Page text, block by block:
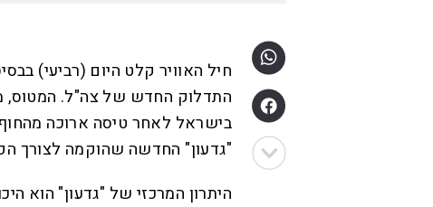
חיל האוויר קלט היום (רביעי)
בישראל לאחר טיסה ארוכה
"גדעון" החדשה שהוקמה לצורך
היתרון המרכזי של "גדעון" הוא